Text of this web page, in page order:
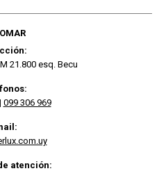
21.800 esq. Becu
099 306 969
atención: